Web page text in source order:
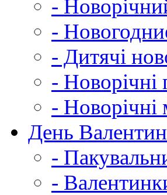
-
-
- Дитячі
- Новорічні
- Новорічні
День
-
-